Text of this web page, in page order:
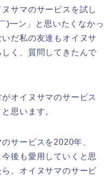
サマのサービスを試し
)━ン」と思いたくなかっ
だ私の友達もオイヌサ
く、質問してきたんで
オイヌサマのサービス
思います。
サービスを2020年、
後も愛用していくと思
、オイヌサマのサービ